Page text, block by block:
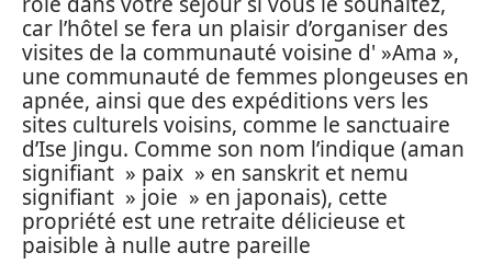
car l’hôtel se fera un plaisir d’organiser des
visites de la communauté voisine d' »Ama »,
une communauté de femmes plongeuses en
apnée, ainsi que des expéditions vers les
sites culturels voisins, comme le sanctuaire
d’Ise Jingu. Comme son nom l’indique (aman
signifiant » paix » en sanskrit et nemu
signifiant » joie » en japonais), cette
propriété est une retraite délicieuse et
paisible à nulle autre pareille